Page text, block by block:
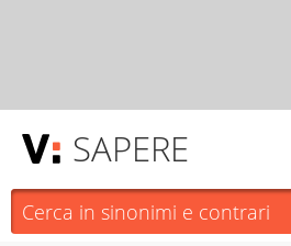
SAPERE